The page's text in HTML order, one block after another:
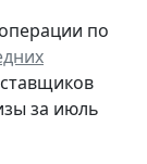
по
за июль